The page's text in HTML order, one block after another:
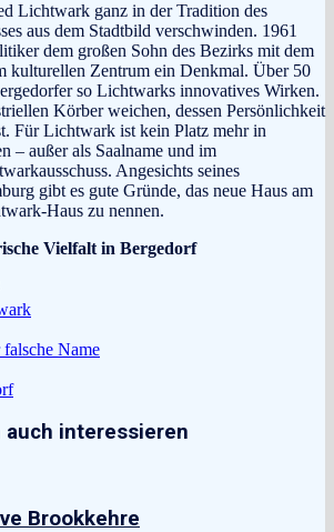
Lichtwark ganz in der Tradition des
aus dem Stadtbild verschwinden. 1961
dem großen Sohn des Bezirks mit dem
kulturellen Zentrum ein Denkmal. Über 50
so Lichtwarks innovatives Wirken.
Körber weichen, dessen Persönlichkeit
Für Lichtwark ist kein Platz mehr in
– außer als Saalname und im
Angesichts seines
gibt es gute Gründe, das neue Haus am
Haus zu nennen.
Vielfalt in Bergedorf
Name
auch interessieren
Brookkehre